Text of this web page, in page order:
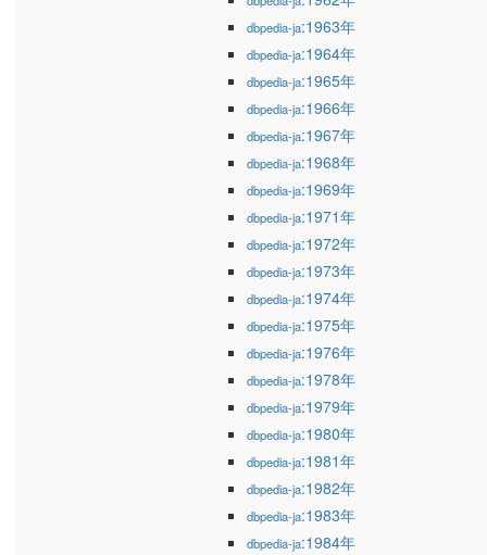
dbpedia-ja:1963年
dbpedia-ja:1964年
dbpedia-ja:1965年
dbpedia-ja:1966年
dbpedia-ja:1967年
dbpedia-ja:1968年
dbpedia-ja:1969年
dbpedia-ja:1971年
dbpedia-ja:1972年
dbpedia-ja:1973年
dbpedia-ja:1974年
dbpedia-ja:1975年
dbpedia-ja:1976年
dbpedia-ja:1978年
dbpedia-ja:1979年
dbpedia-ja:1980年
dbpedia-ja:1981年
dbpedia-ja:1982年
dbpedia-ja:1983年
dbpedia-ja:1984年